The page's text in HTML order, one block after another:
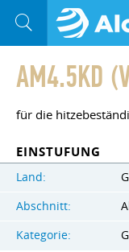
AM4.5KD
für die
EINSTUFUNG
Land:
Abschnitt:
Kategorie: